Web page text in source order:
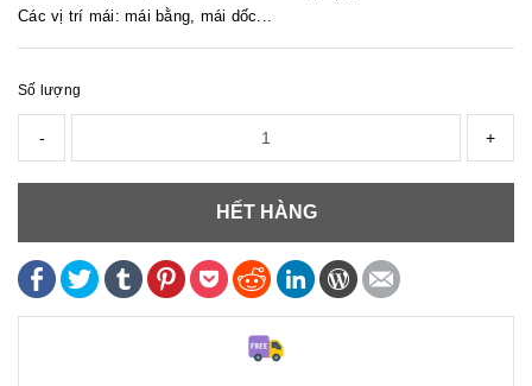
Các vị trí mái: mái bằng, mái dốc...
Số lượng
- +
HẾT HÀNG